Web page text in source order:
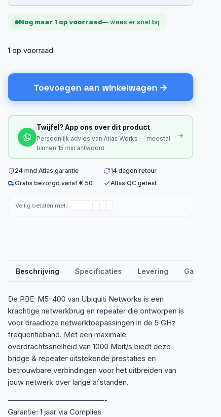
Nog maar 1 op voorraad— wees er snel bij
1 op voorraad
Toevoegen aan winkelwagen
Twijfel? App ons over dit product
Persoonlijk advies van Atlas Works — meestal
binnen 15 min antwoord
24 mnd Atlas garantie
14 dagen retour
Gratis bezorgd vanaf € 50
Atlas QC getest
Veilig betalen met:
Beschrijving Specificaties Levering Garantie
De PBE-M5-400 van Ubiquiti Networks is een
krachtige netwerkbrug en repeater die ontworpen is
voor draadloze netwerktoepassingen in de 5 GHz
frequentieband. Met een maximale
overdrachtssnelheid van 1000 Mbit/s biedt deze
bridge & repeater uitstekende prestaties en
betrouwbare verbindingen voor het uitbreiden van
jouw netwerk over lange afstanden.
—————————————-
Garantie: 1 jaar via Complies